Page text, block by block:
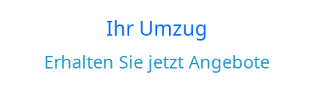
Ihr Umzug
Erhalten Sie jetzt Angebote